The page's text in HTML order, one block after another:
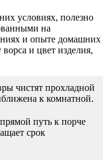
условиях, полезно
на
и опыте домашних
и цвет изделия,
чистят прохладной
к комнатной.
путь к порче
срок